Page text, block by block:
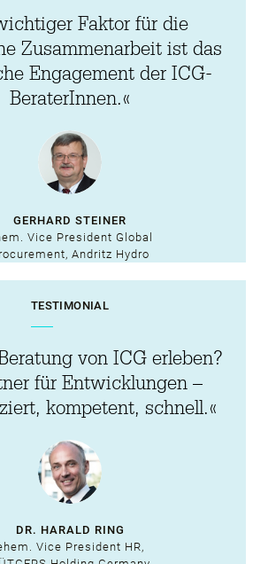
Faktor für die
Zusammenarbeit ist das
Engagement der ICG-
BeraterInnen.«
GERHARD STEINER
Vice President Global
Andritz Hydro
TESTIMONIAL
von ICG erleben?
für Entwicklungen –
kompetent, schnell.«
DR. HARALD RING
Vice President HR,